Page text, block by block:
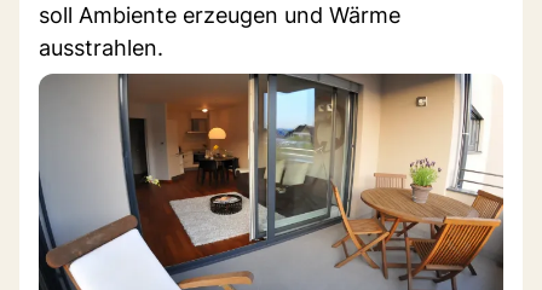
soll Ambiente erzeugen und Wärme
ausstrahlen.